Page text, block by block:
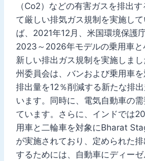
（Co2）などの有害ガスを排出
て厳しい排気ガス規制を実施して
ば、2021年12月、米国環境保護
2023～2026年モデルの乗用車と
新しい排出ガス規制を実施しま
州委員会は、バンおよび乗用車
排出量を12％削減する新たな排
います。同時に、電気自動車の
ています。さらに、インドでは
用車と二輪車を対象にBharat
が実施されており、定められた
するためには、自動車にディー